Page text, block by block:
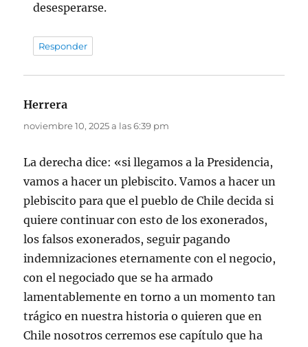
desesperarse.
Responder
Herrera
noviembre 10, 2025 a las 6:39 pm
La derecha dice: «si llegamos a la Presidencia,
vamos a hacer un plebiscito. Vamos a hacer un
plebiscito para que el pueblo de Chile decida si
quiere continuar con esto de los exonerados,
los falsos exonerados, seguir pagando
indemnizaciones eternamente con el negocio,
con el negociado que se ha armado
lamentablemente en torno a un momento tan
trágico en nuestra historia o quieren que en
Chile nosotros cerremos ese capítulo que ha